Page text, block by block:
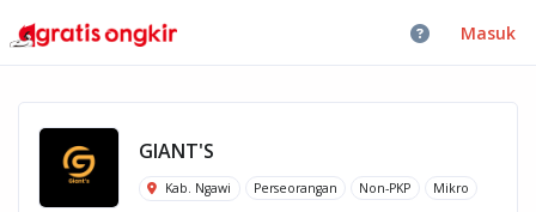
Masuk
GIANT'S
Kab. Ngawi Perseorangan Non-PKP Mikro